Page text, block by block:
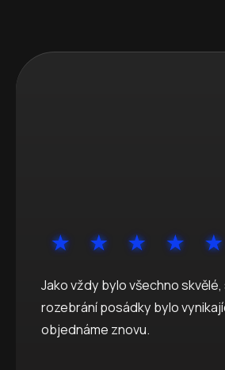
Jako vždy bylo všechno
rozebrání posádky bylo
objednáme znovu.